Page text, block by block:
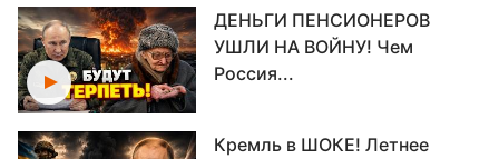
ДЕНЬГИ ПЕНСИОНЕРОВ
УШЛИ НА ВОЙНУ! Чем
Россия...
Кремль в ШОКЕ! Летнее